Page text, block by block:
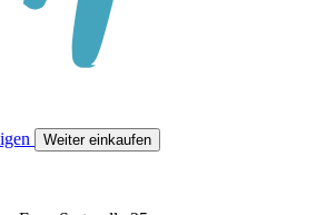
Weiter einkaufen